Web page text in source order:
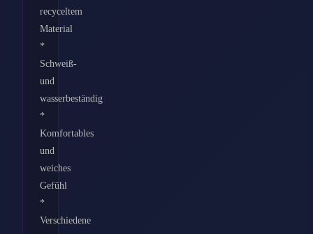
recyceltem
Material
*
Schweiß-
und
wasserbeständig
*
Komfortables
und
weiches
Gefühl
*
Verschiedene